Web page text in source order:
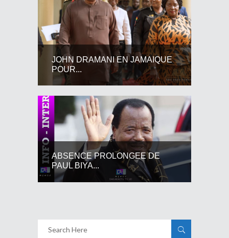
JOHN DRAMANI EN JAMAIQUE
POUR...
ABSENCE PROLONGEE DE
PAUL BIYA...